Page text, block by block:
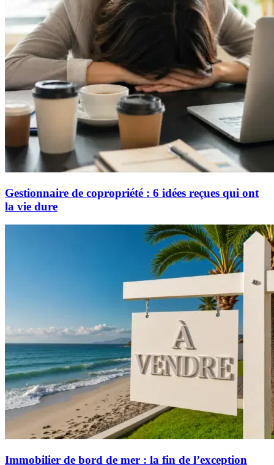
Gestionnaire de copropriété : 6 idées reçues qui ont
la vie dure
Immobilier de bord de mer : la fin de l’exception